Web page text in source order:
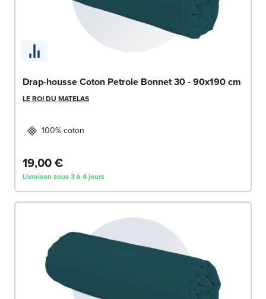
Drap-housse Coton Petrole Bonnet 30 - 90x190 cm
LE ROI DU MATELAS
100% coton
19,00 €
Livraison sous 3 à 4 jours